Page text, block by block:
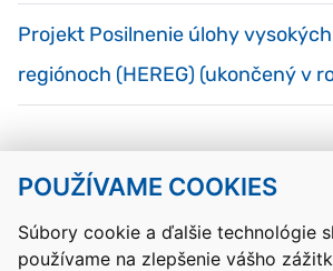
POUŽÍVAME COOKIES
Súbory cookie a ďalšie technológie
používame na zlepšenie vášho
Projekt Posilnenie úlohy
regiónoch (HEREG) (ukončený v
Kontakty Mapa stránky RSS Vyhlásenie o